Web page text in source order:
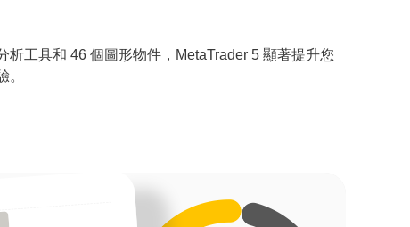
析工具和 46 個圖形物件，MetaTrader 5 顯著提升您
。